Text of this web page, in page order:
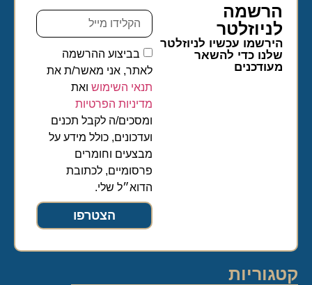
הרשמה
לניוזלטר​
הירשמו עכשיו לניוזלטר
שלנו כדי להשאר
מעודכנים
בביצוע ההרשמה
לאתר, אני מאשר/ת את
תנאי השימושואת
מדיניות הפרטיות
ומסכים/ה לקבל תכנים
ועדכונים, כולל מידע על
מבצעים וחומרים
פרסומיים, לכתובת
הדוא״ל שלי.
הצטרפו
קטגוריות